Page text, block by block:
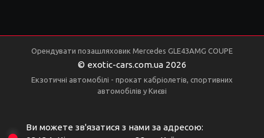
Орендувати позашляховик Mercedes GLE43AMG COUPE
© exotic-cars.com.ua 2026
Екзотичні автомобілі - прокат кабріолетів, спортивних
автомобілів у Києві
Ви можете зв'язатися з нами за адресою: